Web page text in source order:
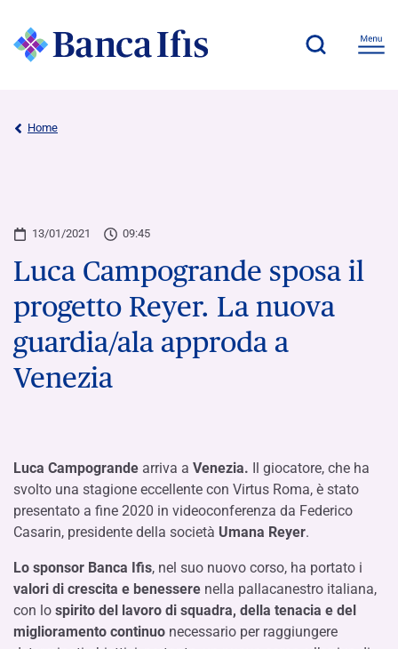
Home
13/01/2021 09:45
Luca Campogrande sposa il
progetto Reyer. La nuova
guardia/ala approda a
Venezia
Luca Campogrande arriva a Venezia. Il giocatore, che ha
svolto una stagione eccellente con Virtus Roma, è stato
presentato a fine 2020 in videoconferenza da Federico
Casarin, presidente della società Umana Reyer.
Lo sponsor Banca Ifis, nel suo nuovo corso, ha portato i
valori di crescita e benessere nella pallacanestro italiana,
con lo spirito del lavoro di squadra, della tenacia e del
miglioramento continuo necessario per raggiungere